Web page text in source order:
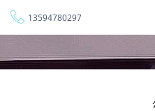
13594780297